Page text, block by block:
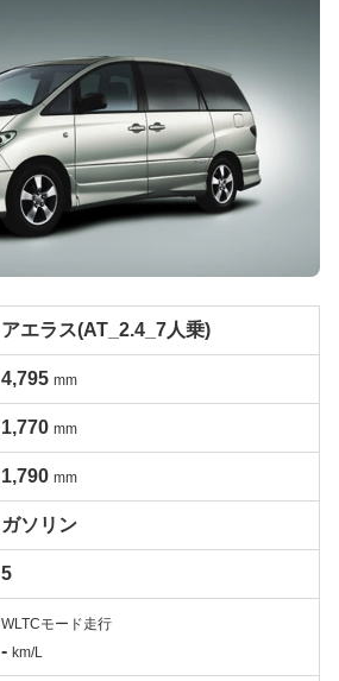
アエラス(AT_2.4_7人乗)
4,795 mm
1,770 mm
1,790 mm
ガソリン
5
WLTCモード走行
- km/L